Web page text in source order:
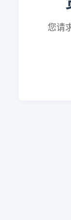
您请